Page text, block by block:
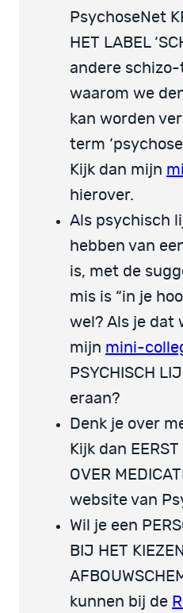
PsychoseNet
HET LABEL
andere
waarom we
kan worden
term
Kijk dan mijn
hierover.
Als psychisch
hebben van
is, met de
mis is “in je
wel? Als je dat
mijn mini-
PSYCHISCH
eraan?
Denk je over
Kijk dan
OVER
website van
Wil je een
BIJ HET
kunnen bij de